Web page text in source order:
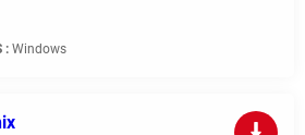
: Windows